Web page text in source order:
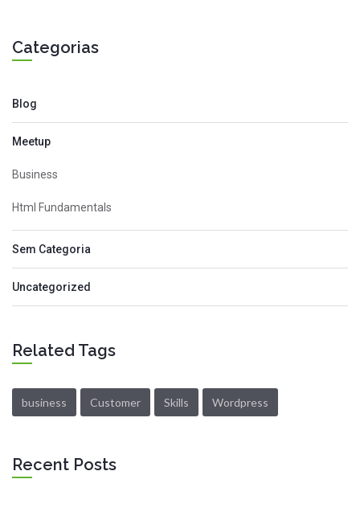
Categorias
Blog
Meetup
Business
Html Fundamentals
Sem Categoria
Uncategorized
Related Tags
business Customer Skills Wordpress
Recent Posts